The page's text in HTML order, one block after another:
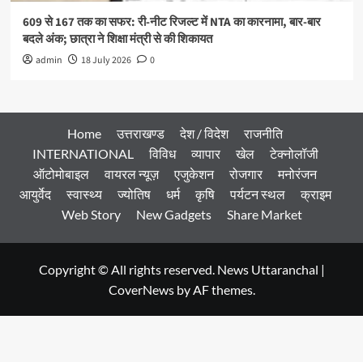
609 से 167 तक का सफर: री-नीट रिजल्ट में NTA का कारनामा, बार-बार
बदले अंक; छात्रा ने शिक्षा मंत्री से की शिकायत
admin 18 July 2026 0
Home उत्तराखण्ड देश / विदेश
राजनीति
INTERNATIONAL
विविध व्यापार खेल
टेक्नोलॉजी
ऑटोमोबाइल
वायरल न्यूज़ एजुकेशन रोजगार
मनोरंजन
आयुर्वेद
स्वास्थ्य ज्योतिष धर्म कृषि पर्यटन स्थल
क्राइम
Web Story
New Gadgets Share Market
Copyright © All rights reserved. News Uttaranchal |
CoverNewsby AF themes.